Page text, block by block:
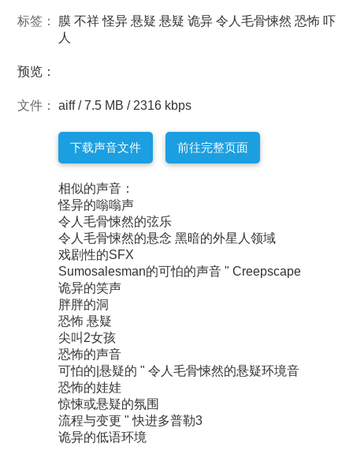
标签： 膜 不祥 怪异 悬疑 悬疑 诡异 令人毛骨悚然 恐怖 吓
人
预览：
文件： aiff / 7.5 MB / 2316 kbps
下载声音文件 前往完整页面
相似的声音：
怪异的嗡嗡声
令人毛骨悚然的弦乐
令人毛骨悚然的悬念 黑暗的外星人领域
戏剧性的SFX
Sumosalesman的可怕的声音 " Creepscape
诡异的笑声
胖胖的洞
恐怖 悬疑
尖叫2女孩
恐怖的声音
可怕的|悬疑的 " 令人毛骨悚然的悬疑环境音
恐怖的娃娃
惊悚或悬疑的氛围
流程与变更 " 快进多普勒3
诡异的低语环境